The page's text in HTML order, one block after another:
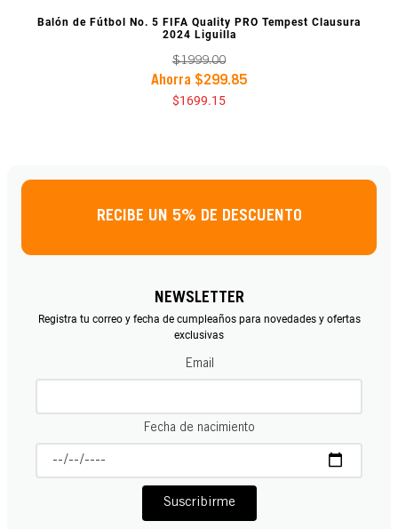
VISTA PREVIA
Balón de Fútbol No. 5 FIFA Quality PRO Tempest Clausura
2024 Liguilla
$1999.00
Ahorra $299.85
$1699.15
RECIBE UN 5% DE DESCUENTO
NEWSLETTER
Registra tu correo y fecha de cumpleaños para novedades y ofertas
exclusivas
Email
Fecha de nacimiento
Suscribirme